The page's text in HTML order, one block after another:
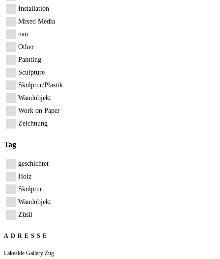
Installation
Mixed Media
nan
Other
Painting
Sculpture
Skulptur/Plastik
Wandobjekt
Work on Paper
Zeichnung
Tag
geschichtet
Holz
Skulptur
Wandobjekt
Züsli
ADRESSE
Lakeside Gallery Zug